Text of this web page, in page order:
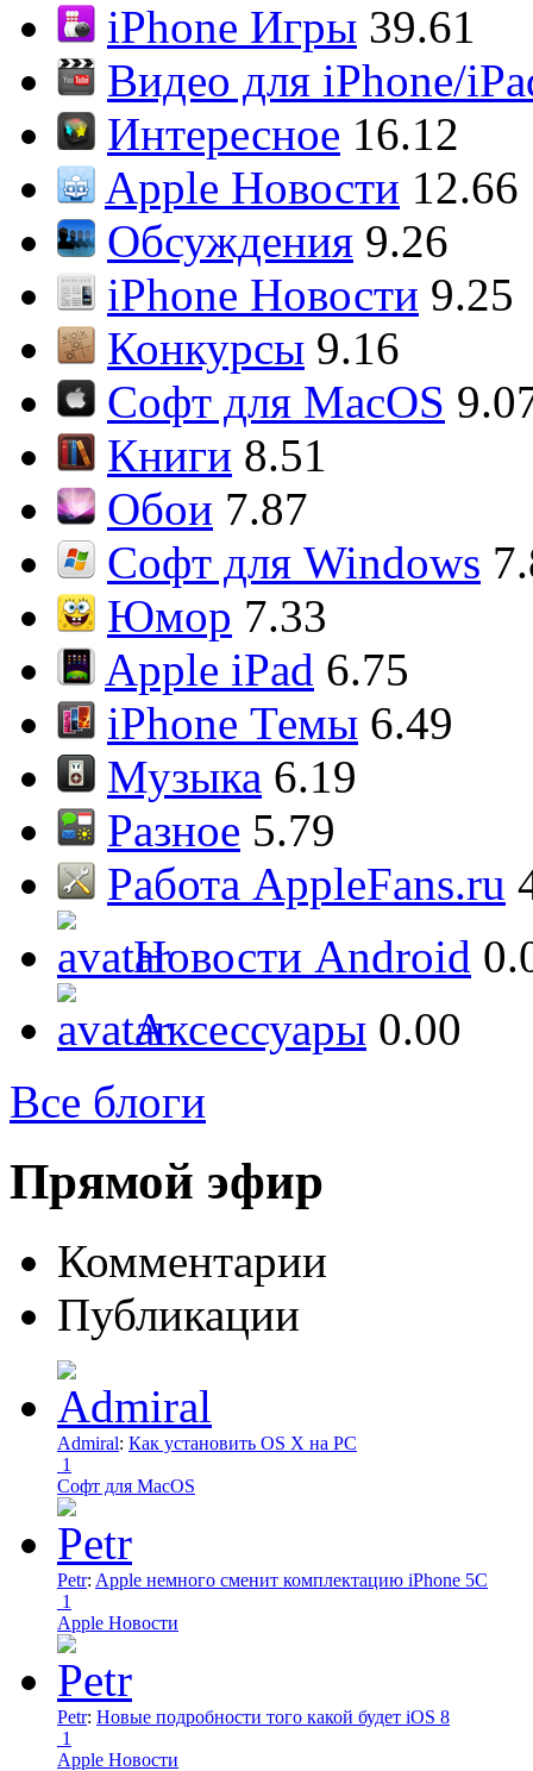
iPhone Игры 39.61
Видео для iPhone/
Интересное 16.12
Apple Новости 12.66
Обсуждения 9.26
iPhone Новости 9.25
Конкурсы 9.16
Софт для MacOS
Книги 8.51
Обои 7.87
Софт для Windows
Юмор 7.33
Apple iPad 6.75
iPhone Темы 6.49
Музыка 6.19
Разное 5.79
Работа AppleFans.ru
Новости Android
Аксессуары 0.00
Все блоги
Прямой эфир
Комментарии
Публикации
Admiral: Как установить OS X на PC
1
Софт для MacOS
Petr: Apple немного сменит комплектацию iPhone 5C
1
Apple Новости
Petr: Новые подробности того какой будет iOS 8
1
Apple Новости